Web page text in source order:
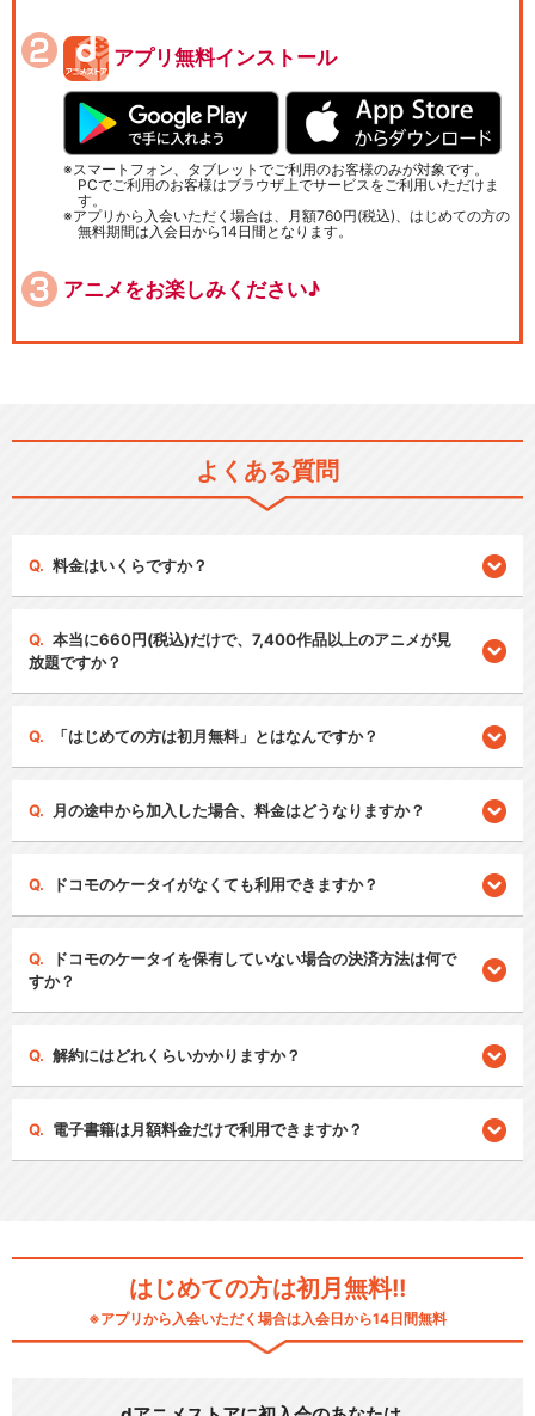
アプリ無料インストール
スマートフォン、タブレットでご利用のお客様のみが対象です。
PCでご利用のお客様はブラウザ上でサービスをご利用いただけま
す。
アプリから入会いただく場合は、月額760円(税込)、はじめての方の
無料期間は入会日から14日間となります。
アニメをお楽しみください♪
よくある質問
料金はいくらですか？
本当に660円(税込)だけで、7,400作品以上のアニメが見
放題ですか？
「はじめての方は初月無料」とはなんですか？
月の途中から加入した場合、料金はどうなりますか？
ドコモのケータイがなくても利用できますか？
ドコモのケータイを保有していない場合の決済方法は何で
すか？
解約にはどれくらいかかりますか？
電子書籍は月額料金だけで利用できますか？
はじめての方は初月無料!!
※アプリから入会いただく場合は入会日から14日間無料